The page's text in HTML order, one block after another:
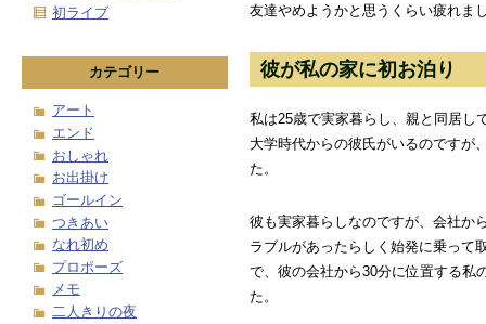
友達やめようかと思うくらい疲れま
彼が私の家に初お泊り
私は25歳で実家暮らし、親と同居し
大学時代からの彼氏がいるのですが
た。
彼も実家暮らしなのですが、会社か
ラブルがあったらしく始発に乗って
で、彼の会社から30分に位置する私
た。
初ライブ
カテゴリー
アート
エンド
おしゃれ
お出掛け
ゴールイン
つきあい
なれ初め
プロポーズ
メモ
二人きりの夜